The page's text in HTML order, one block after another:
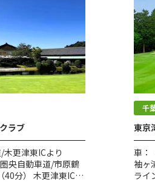
ラブ
更津東ICより
央自動車道/市原鶴
40分） 木更津東ICか
千
東京
車：
袖ヶ
ライ